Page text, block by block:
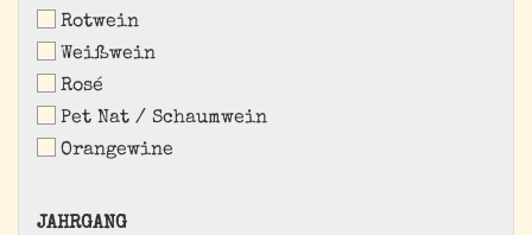
Rotwein
Weißwein
Rosé
Pet Nat / Schaumwein
Orangewine
JAHRGANG
JAHRGANG